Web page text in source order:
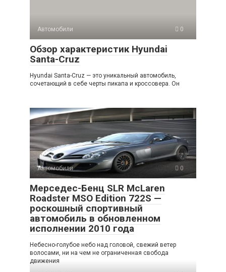
Автомобили 0
Обзор характеристик Hyundai
Santa-Cruz
Hyundai Santa-Cruz — это уникальный автомобиль,
сочетающий в себе черты пикапа и кроссовера. Он
Автомобили 0
Мерседес-Бенц SLR McLaren
Roadster MSO Edition 722S —
роскошный спортивный
автомобиль в обновленном
исполнении 2010 года
Небесно-голубое небо над головой, свежий ветер
волосами, ни на чем не ограниченная свобода
движения